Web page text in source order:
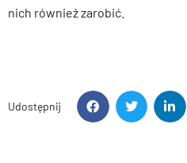
nich również zarobić.
Udostępnij